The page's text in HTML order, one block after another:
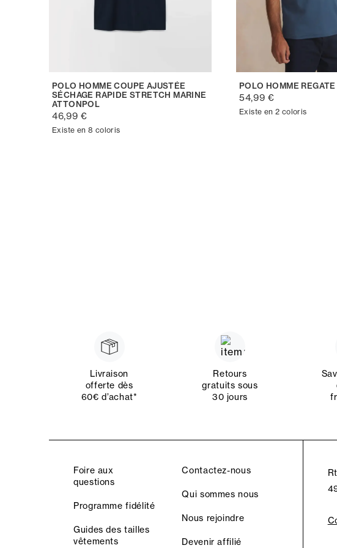
POLO HOMME COUPE AJUSTÉE
SÉCHAGE RAPIDE STRETCH MARINE
ATTONPOL
46,99 €
Existe en 8 coloris
POLO HOMME
54,99 €
Existe en 2 coloris
Livraison
offerte dès
60€ d’achat*
Retours
gratuits sous
30 jours
Foire aux
questions
Programme fidélité
Guides des tailles
vêtements
Contactez-nous
Qui sommes nous
Nous rejoindre
Devenir affilié